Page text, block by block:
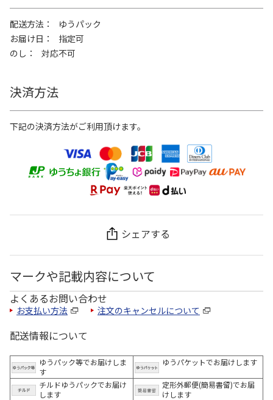
配送方法
ゆうパック
お届け日
指定可
のし
対応不可
決済方法
下記の決済方法がご利用頂けます。
シェアする
マークや記載内容について
よくあるお問い合わせ
お支払い方法 注文のキャンセルについて
配送情報について
ゆうパック等でお届けしま
す
ゆうパケットでお届けします
チルドゆうパックでお届け
します
定形外郵便(簡易書留)でお届
けします